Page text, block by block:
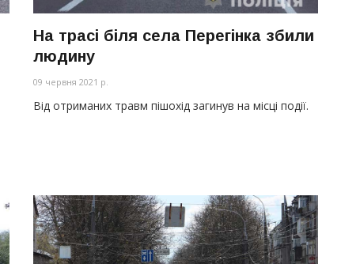
На трасі біля села Перегінка збили
людину
09 червня 2021 р.
Від отриманих травм пішохід загинув на місці події.